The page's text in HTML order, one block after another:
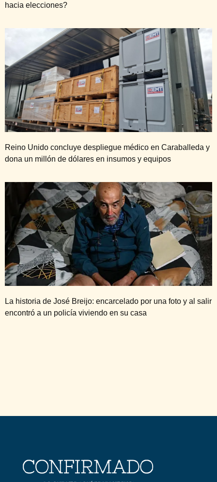
hacia elecciones?
Reino Unido concluye despliegue médico en Caraballeda y
dona un millón de dólares en insumos y equipos
La historia de José Breijo: encarcelado por una foto y al salir
encontró a un policía viviendo en su casa